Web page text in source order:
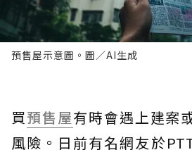
預售屋示意圖。圖／AI生成
買預售屋有時會遇上建案
風險。日前有名網友於